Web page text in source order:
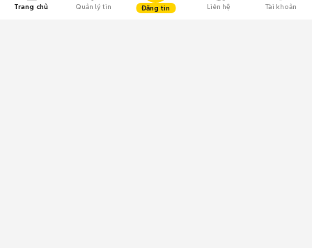
Trang chủ Quản lý tin Đăng tin Liên hệ Tài khoản